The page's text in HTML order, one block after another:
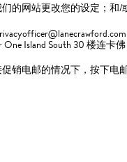
的网站更改您的设定；和/
One Island South 30 楼连卡
销电邮的情况下，按下电